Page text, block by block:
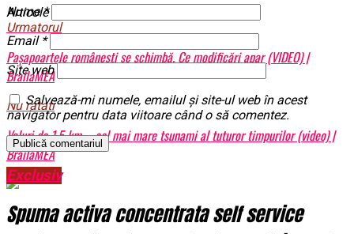
Articole pe aceiasi tema:
Urmatorul
Paşapoartele româneşti se schimbă. Ce modificări apar (VIDEO) |
BrailaMEA
Nu ratati
Valuri de 1,5 km – cel mai mare tsunami al tuturor timpurilor (video) |
BrailaMEA
Nume*
Email *
Site web
Salvează-mi numele, emailul și site-ul web în acest
navigator pentru data viitoare când o să comentez.
Exclusiv
Spuma activa concentrata self service